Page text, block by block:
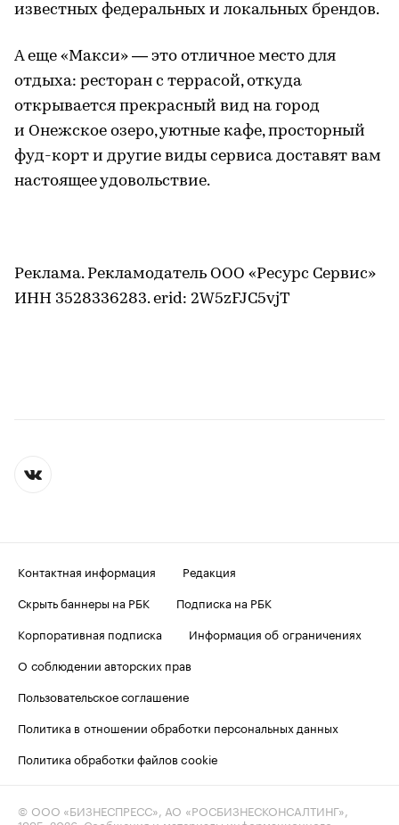
известных федеральных и локальных брендов.
А еще «Макси» — это отличное место для
отдыха: ресторан с террасой, откуда
открывается прекрасный вид на город
и Онежское озеро, уютные кафе, просторный
фуд-корт и другие виды сервиса доставят вам
настоящее удовольствие.
Реклама. Рекламодатель ООО «Ресурс Сервис»
ИНН 3528336283. erid: 2W5zFJC5vjT
Контактная информация
Редакция
Скрыть баннеры на РБК
Подписка на РБК
Корпоративная подписка
Информация об ограничениях
О соблюдении авторских прав
Пользовательское соглашение
Политика в отношении обработки персональных данных
Политика обработки файлов cookie
© ООО «БИЗНЕСПРЕСС», АО «РОСБИЗНЕСКОНСАЛТИНГ»,